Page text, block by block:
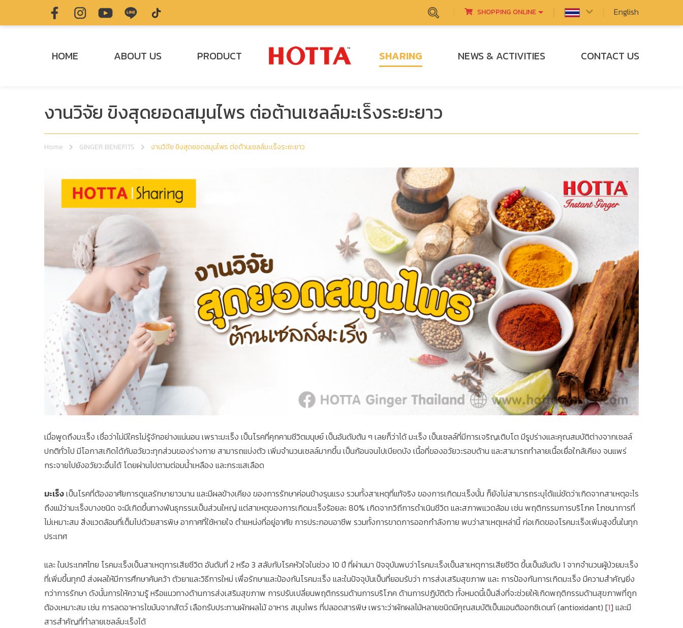
SHOPPING ONLINE English
HOME ABOUT US PRODUCT SHARING NEWS & ACTIVITIES CONTACT US
งานวิจัย ขิงสุดยอดสมุนไพร ต่อต้านเซลล์มะเร็งระยะยาว
Home GINGER BENEFITS งานวิจัย ขิงสุดยอดสมุนไพร ต่อต้านเซลล์มะเร็งระยะยาว
เมื่อพูดถึงมะเร็ง เชื่อว่าไม่มีใครไม่รู้จักอย่างแน่นอน เพราะมะเร็ง เป็นโรคที่คุกคามชีวิตมนุษย์ เป็นอันดับต้น ๆ เลยก็ว่าได้ มะเร็ง เป็นเซลล์ที่มีการเจริญเติบโต มีรูปร่างและคุณสมบัติต่างจากเซลล์
ปกติทั่วไป มีโอกาสเกิดได้กับอวัยวะทุกส่วนของร่างกาย สามารถแบ่งตัว เพิ่มจำนวนเซลล์มากขึ้น เป็นก้อนจนไปเบียดบัง เนื้อที่ของอวัยวะรอบด้าน และสามารถทำลายเนื้อเยื่อใกล้เคียง จนแพร่
กระจายไปยังอวัยวะอื่นได้ โดยผ่านไปตามต่อมน้ำเหลือง และกระแสเลือด
มะเร็งเป็นโรคที่ต้องอาศัยการดูแลรักษายาวนาน และมีผลข้างเคียง ของการรักษาค่อนข้างรุนแรง รวมทั้งสาเหตุที่แท้จริง ของการเกิดมะเร็งนั้น ก็ยังไม่สามารถระบุได้แน่ชัดว่าเกิดจากสาเหตุอะไร
ถึงแม้ว่ามะเร็งบางชนิด จะมีเกิดขึ้นทางพันธุกรรมเป็นส่วนใหญ่ แต่สาเหตุของการเกิดมะเร็งร้อยละ 80% เกิดจากวิถีการดำเนินชีวิต และสภาพแวดล้อม เช่น พฤติกรรมการบริโภค โภชนาการที่
ไม่เหมาะสม สิ่งแวดล้อมที่เต็มไปด้วยสารพิษ อากาศที่ใช้หายใจ ตำแหน่งที่อยู่อาศัย การประกอบอาชีพ รวมทั้งการขาดการออกกำลังกาย พบว่าสาเหตุเหล่านี้ ก่อเกิดของโรคมะเร็งเพิ่มสูงขึ้นในทุก
ประเทศ
และ ในประเทศไทย โรคมะเร็งเป็นสาเหตุการเสียชีวิต อันดับที่ 2 หรือ 3 สลับกับโรคหัวใจในช่วง 10 ปี ที่ผ่านมา ปัจจุบันพบว่าโรคมะเร็งเป็นสาเหตุการเสียชีวิต ขึ้นเป็นอันดับ 1 จากจำนวนผู้ป่วยมะเร็ง
ที่เพิ่มขึ้นทุกปี ส่งผลให้มีการศึกษาค้นคว้า ตัวยาและวิธีการใหม่ เพื่อรักษาและป้องกันโรคมะเร็ง และในปัจจุบันเป็นที่ยอมรับว่า การส่งเสริมสุขภาพ และ การป้องกันการเกิดมะเร็ง มีความสำคัญยิ่ง
กว่าการรักษา ดังนั้นการให้ความรู้ หรือแนวทางด้านการส่งเสริมสุขภาพ การปรับเปลี่ยนพฤติกรรมด้านการบริโภค ด้านการปฏิบัติตัว ทั้งหมดนี้เป็นสิ่งที่จะช่วยให้เกิดพฤติกรรมด้านสุขภาพที่ถูก
ต้องเหมาะสม เช่น การลดอาหารไขมันจากสัตว์ เลือกรับประทานผักผลไม้ อาหาร สมุนไพร ที่ปลอดสารพิษ เพราะว่าผักผลไม้หลายชนิดมีคุณสมบัติเป็นแอนติออกซิเดนท์ (antioxidant) [1] และมี
สารสำคัญที่ทำลายเซลล์มะเร็งได้